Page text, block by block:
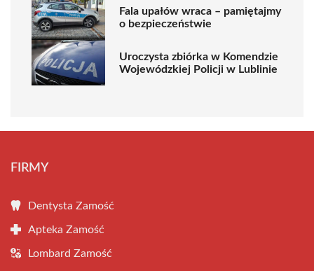
Fala upałów wraca – pamiętajmy
o bezpieczeństwie
Uroczysta zbiórka w Komendzie
Wojewódzkiej Policji w Lublinie
FIRMY
Dentysta Zamość
Apteka Zamość
Lombard Zamość